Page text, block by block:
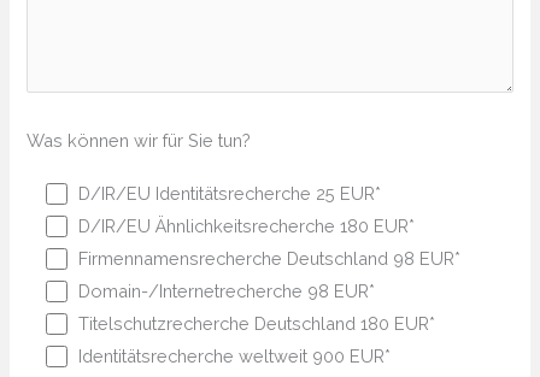
Was können wir für Sie tun?
D/IR/EU Identitätsrecherche 25 EUR*
D/IR/EU Ähnlichkeitsrecherche 180 EUR*
Firmennamensrecherche Deutschland 98 EUR*
Domain-/Internetrecherche 98 EUR*
Titelschutzrecherche Deutschland 180 EUR*
Identitätsrecherche weltweit 900 EUR*